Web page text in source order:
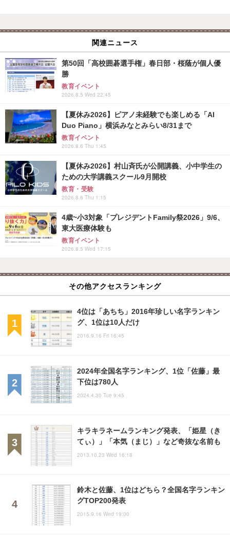
関連ニュース
第50回「高校囲碁選手権」春日部・桜蔭が個人優
勝
教育イベント
2026.8.5 Wed 22:45
【夏休み2026】ピアノ未経験でも楽しめる「AI
Duo Piano」横浜みなとみらい8/31まで
教育イベント
2026.8.6 Thu 1:45
【夏休み2026】村山斉氏が公開講義、小中学生の
ための大学講義スクール9月開校
教育・受験
2026.8.6 Thu 1:15
4歳~小3対象「プレジデントFamily祭2026」9/6、
東大医療体験も
教育イベント
2026.8.5 Wed 17:15
その他アクセスランキング
4位は「あちち」2016年珍しい名字ランキン
グ、1位は10人だけ
2016.9.16 Fri 16:45
2024年全国名字ランキング、1位「佐藤」最
下位は780人
2024.4.30 Tue 9:45
キラキラネームランキング発表、「姫星（き
てぃ）」「本気（まじ）」など奇抜な名前も
2013.10.23 Wed 16:18
鈴木と佐藤、1位はどちら？全国名字ランキン
グTOP200発表
2015.9.16 Wed 19:00